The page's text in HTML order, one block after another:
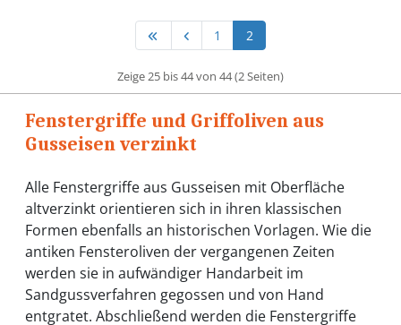
1 2
Zeige 25 bis 44 von 44 (2 Seiten)
Fenstergriffe und Griffoliven aus
Gusseisen verzinkt
Alle Fenstergriffe aus Gusseisen mit Oberfläche
altverzinkt orientieren sich in ihren klassischen
Formen ebenfalls an historischen Vorlagen. Wie die
antiken Fensteroliven der vergangenen Zeiten
werden sie in aufwändiger Handarbeit im
Sandgussverfahren gegossen und von Hand
entgratet. Abschließend werden die Fenstergriffe